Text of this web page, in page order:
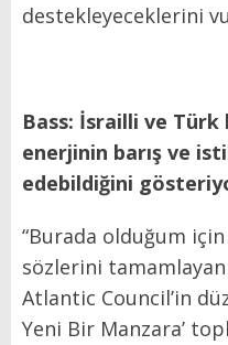
destekleyeceklerini
Bass: İsrailli ve Türk
enerjinin barış ve
edebildiğini
“Burada olduğum
sözlerini
Atlantic Council’in
Yeni Bir Manzara’